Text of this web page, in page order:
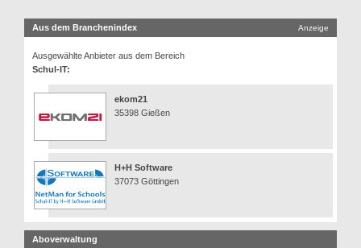
Aus dem Branchenindex Anzeige
Ausgewählte Anbieter aus dem Bereich
Schul-IT:
ekom21
35398 Gießen
H+H Software
37073 Göttingen
Aboverwaltung